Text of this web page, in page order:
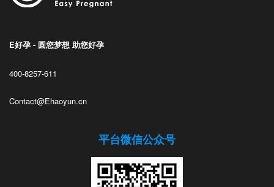
E好孕 - 圆您梦想 助您好孕
400-8257-611
Contact@Ehaoyun.cn
平台微信公众号